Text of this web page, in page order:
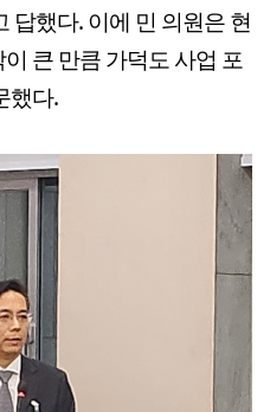
답했다. 이에 민 의원은 현
큰 만큼 가덕도 사업 포
했다.